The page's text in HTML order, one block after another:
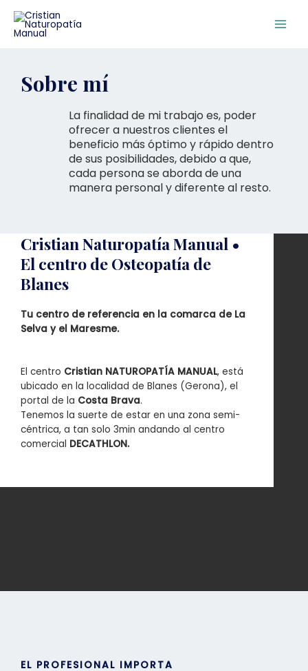
contenido
Sobre mí
La finalidad de mi trabajo es, poder
ofrecer a nuestros clientes el
beneficio más óptimo y rápido dentro
de sus posibilidades, debido a que,
cada persona se aborda de una
manera personal y diferente al resto.
Cristian Naturopatía Manual •
El centro de Osteopatía de
Blanes
Tu centro de referencia en la comarca de La
Selva y el Maresme.
El centro Cristian NATUROPATÍA MANUAL, está
ubicado en la localidad de Blanes (Gerona), el
portal de la Costa Brava.
Tenemos la suerte de estar en una zona semi-
céntrica, a tan solo 3min andando al centro
comercial DECATHLON.
EL PROFESIONAL IMPORTA